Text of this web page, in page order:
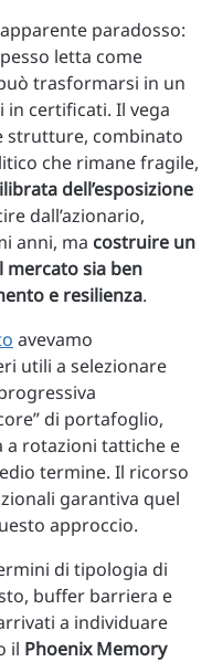
paradosso:
letta come
trasformarsi in un
certificati. Il vega
strutture, combinato
che rimane fragile,
dell’esposizione
dall’azionario,
anni, ma costruire un
mercato sia ben
e resilienza.
avevamo
utili a selezionare
di portafoglio,
a rotazioni tattiche e
termine. Il ricorso
garantiva quel
approccio.
di tipologia di
buffer barriera e
a individuare
il Phoenix Memory